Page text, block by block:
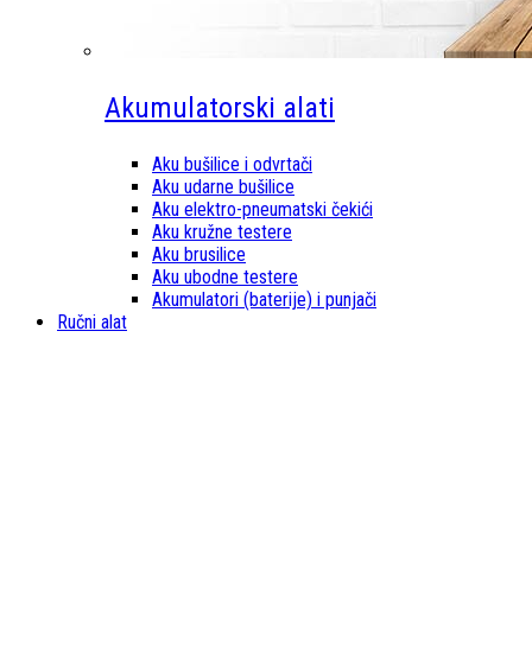
Akumulatorski alati
Aku bušilice i odvrtači
Aku udarne bušilice
Aku elektro-pneumatski čekići
Aku kružne testere
Aku brusilice
Aku ubodne testere
Akumulatori (baterije) i punjači
Ručni alat